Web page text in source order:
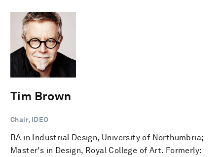
Tim Brown
Chair, IDEO
BA in Industrial Design, University of Northumbria;
Master's in Design, Royal College of Art. Formerly: